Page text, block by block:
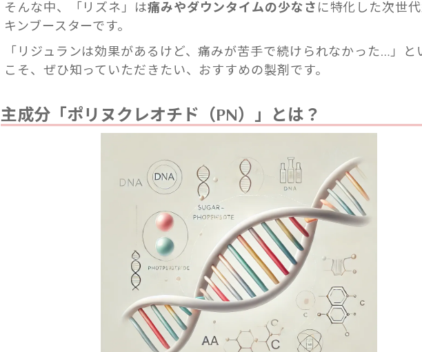
そんな中、「リズネ」は痛みやダウンタイムの少なさ に特化した次世
キンブースターです。
「リジュランは効果があるけど、痛みが苦手で続けられなかった…」と
こそ、ぜひ知っていただきたい、おすすめの製剤です。
主成分「ポリヌクレオチド（PN）」とは？